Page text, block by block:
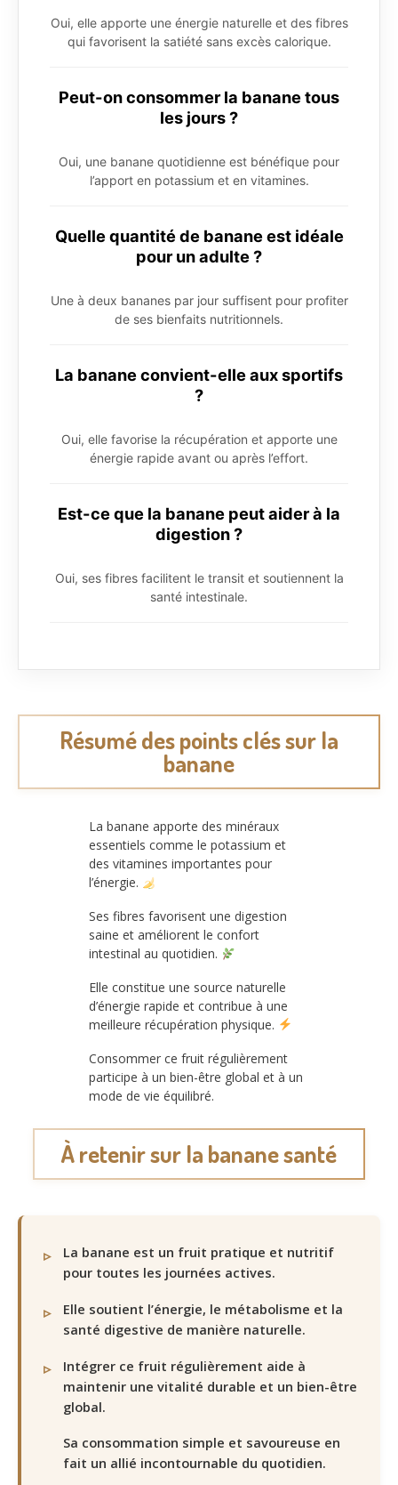
Oui, elle apporte une énergie naturelle et des fibres
qui favorisent la satiété sans excès calorique.
Peut-on consommer la banane tous
les jours ?
Oui, une banane quotidienne est bénéfique pour
l’apport en potassium et en vitamines.
Quelle quantité de banane est idéale
pour un adulte ?
Une à deux bananes par jour suffisent pour profiter
de ses bienfaits nutritionnels.
La banane convient-elle aux sportifs
?
Oui, elle favorise la récupération et apporte une
énergie rapide avant ou après l’effort.
Est-ce que la banane peut aider à la
digestion ?
Oui, ses fibres facilitent le transit et soutiennent la
santé intestinale.
Résumé des points clés sur la
banane
La banane apporte des minéraux
essentiels comme le potassium et
des vitamines importantes pour
l’énergie.
Ses fibres favorisent une digestion
saine et améliorent le confort
intestinal au quotidien.
Elle constitue une source naturelle
d’énergie rapide et contribue à une
meilleure récupération physique.
Consommer ce fruit régulièrement
participe à un bien-être global et à un
mode de vie équilibré.
À retenir sur la banane santé
La banane est un fruit pratique et nutritif
pour toutes les journées actives.
Elle soutient l’énergie, le métabolisme et la
santé digestive de manière naturelle.
Intégrer ce fruit régulièrement aide à
maintenir une vitalité durable et un bien-être
global.
Sa consommation simple et savoureuse en
fait un allié incontournable du quotidien.